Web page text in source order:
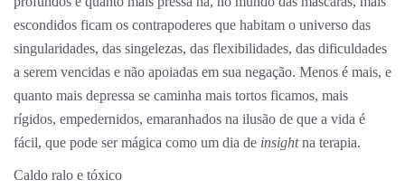
escondidos ficam os contrapoderes que habitam o universo das
singularidades, das singelezas, das flexibilidades, das dificuldades
a serem vencidas e não apoiadas em sua negação. Menos é mais, e
quanto mais depressa se caminha mais tortos ficamos, mais
rígidos, empedernidos, emaranhados na ilusão de que a vida é
fácil, que pode ser mágica como um dia de insightna terapia.
Caldo ralo e tóxico